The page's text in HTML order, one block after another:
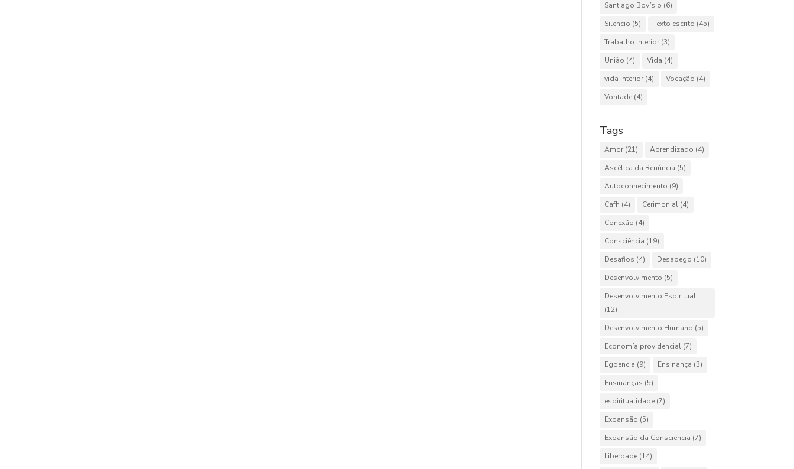
Santiago Bovísio (6)
Silencio (5) Texto escrito (45)
Trabalho Interior (3)
União (4) Vida (4)
vida interior (4) Vocação (4)
Vontade (4)
Tags
Amor (21) Aprendizado (4)
Ascética da Renúncia (5)
Autoconhecimento (9)
Cafh (4) Cerimonial (4)
Conexão (4)
Consciência (19)
Desafios (4) Desapego (10)
Desenvolvimento (5)
Desenvolvimento Espiritual
(12)
Desenvolvimento Humano (5)
Economía providencial (7)
Egoencia (9) Ensinança (3)
Ensinanças (5)
espiritualidade (7)
Expansão (5)
Expansão da Consciência (7)
Liberdade (14)